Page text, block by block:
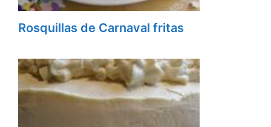
Rosquillas de Carnaval fritas